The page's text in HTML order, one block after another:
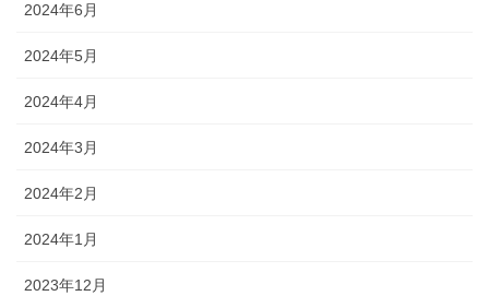
2024年6月
2024年5月
2024年4月
2024年3月
2024年2月
2024年1月
2023年12月